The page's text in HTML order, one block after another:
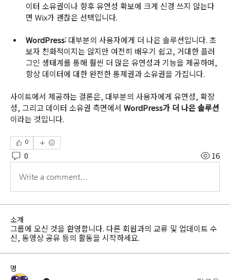
이터 소유권이나 향후 유연성 확보에 크게 신경 쓰지 않는다
면 Wix가 괜찮은 선택입니다.
WordPress: 대부분의 사용자에게 더 나은 솔루션입니다. 초
보자 친화적이지는 않지만 여전히 배우기 쉽고, 거대한 플러
그인 생태계를 통해 훨씬 더 많은 유연성과 기능을 제공하며,
항상 데이터에 대한 완전한 통제권과 소유권을 가집니다.
사이트에서 제공하는 결론은, 대부분의 사용자에게 유연성, 확장
성, 그리고 데이터 소유권 측면에서 WordPress가 더 나은 솔루션
이라는 것입니다.
0
0 16
Write a comment...
소개
그룹에 오신 것을 환영합니다. 다른 회원과의 교류 및 업데이트 수
신, 동영상 공유 등의 활동을 시작하세요.
명